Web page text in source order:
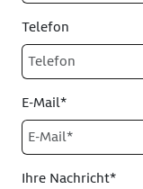
Telefon
E-Mail*
Ihre Nachricht*